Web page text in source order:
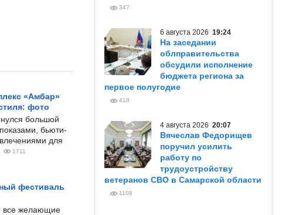
«Амбар»
фото
большой
бьюти-
для
1711
фестиваль
все желающие
347
6 августа 2026 19:24
На заседании
облправительства
обсудили исполнение
бюджета региона за
первое полугодие
418
4 августа 2026 20:07
Вячеслав Федорищев
поручил усилить
работу по
трудоустройству
ветеранов СВО в Самарской области
1108